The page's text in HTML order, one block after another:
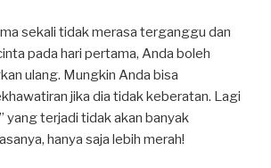
sekali tidak merasa terganggu dan
pada hari pertama, Anda boleh
ulang. Mungkin Anda bisa
jika dia tidak keberatan. Lagi
yang terjadi tidak akan banyak
hanya saja lebih merah!